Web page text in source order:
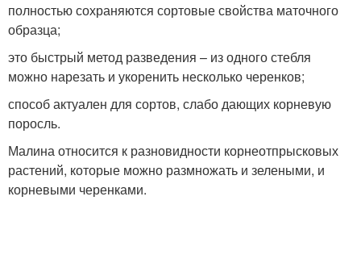
полностью сохраняются сортовые свойства маточного
образца;
это быстрый метод разведения – из одного стебля
можно нарезать и укоренить несколько черенков;
способ актуален для сортов, слабо дающих корневую
поросль.
Малина относится к разновидности корнеотпрысковых
растений, которые можно размножать и зелеными, и
корневыми черенками.